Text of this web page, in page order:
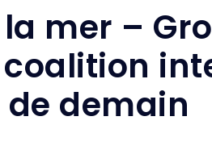
mer –
de demain